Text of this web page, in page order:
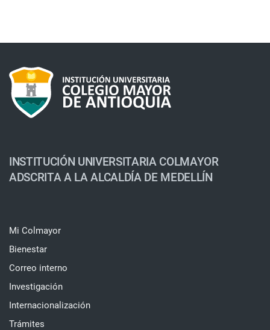
INSTITUCIÓN UNIVERSITARIA COLMAYOR
ADSCRITA A LA ALCALDÍA DE MEDELLÍN
Mi Colmayor
Bienestar
Correo interno
Investigación
Internacionalización
Trámites